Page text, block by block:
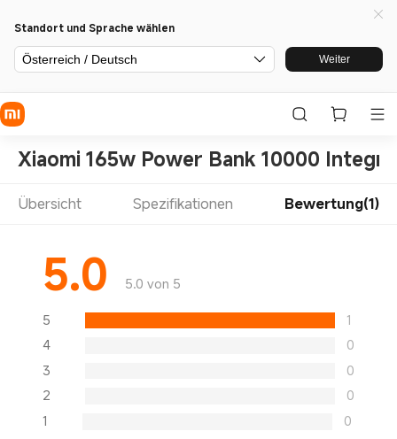
Standort und Sprache wählen
Österreich / Deutsch Weiter
Xiaomi 165w Power Bank 10000
Übersicht Spezifikationen Bewertung(1)
5.0 5.0 von 5
5
1
4
0
3
0
2
0
1
0